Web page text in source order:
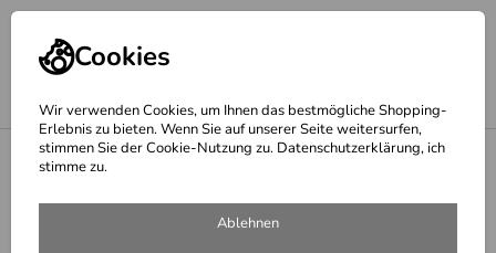
Cookies
Wir verwenden Cookies, um Ihnen das bestmögliche Shopping-
Erlebnis zu bieten. Wenn Sie auf unserer Seite weitersurfen,
stimmen Sie der Cookie-Nutzung zu. Datenschutzerklärung, ich
stimme zu.
Ablehnen
Architektur, Innenarchitektur, Lichtplanung
Seite 8 - Büros und Gewerbebauten